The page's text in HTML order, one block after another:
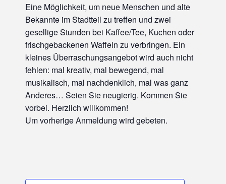
Eine Möglichkeit, um neue Menschen und alte
Bekannte im Stadtteil zu treffen und zwei
gesellige Stunden bei Kaffee/Tee, Kuchen oder
frischgebackenen Waffeln zu verbringen. Ein
kleines Überraschungsangebot wird auch nicht
fehlen: mal kreativ, mal bewegend, mal
musikalisch, mal nachdenklich, mal was ganz
Anderes… Seien Sie neugierig. Kommen Sie
vorbei. Herzlich willkommen!
Um vorherige Anmeldung wird gebeten.